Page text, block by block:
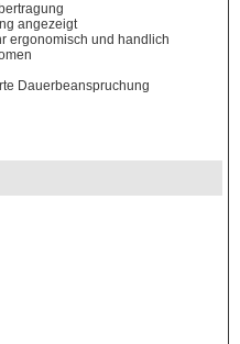
angezeigt
ergonomisch und handlich
Dauerbeanspruchung